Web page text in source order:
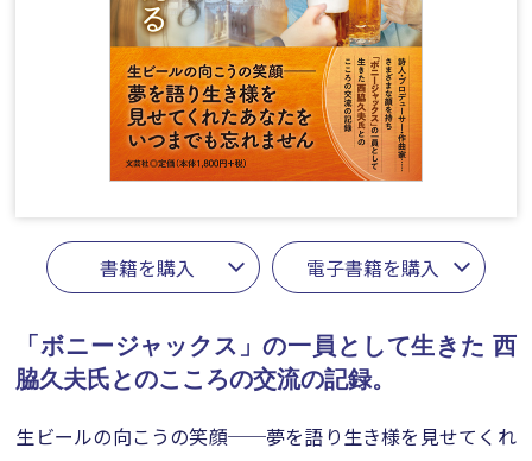
書籍を購入 電子書籍を購入
「ボニージャックス」の一員として生きた 西
脇久夫氏とのこころの交流の記録。
生ビールの向こうの笑顔──夢を語り生き様を見せてくれ